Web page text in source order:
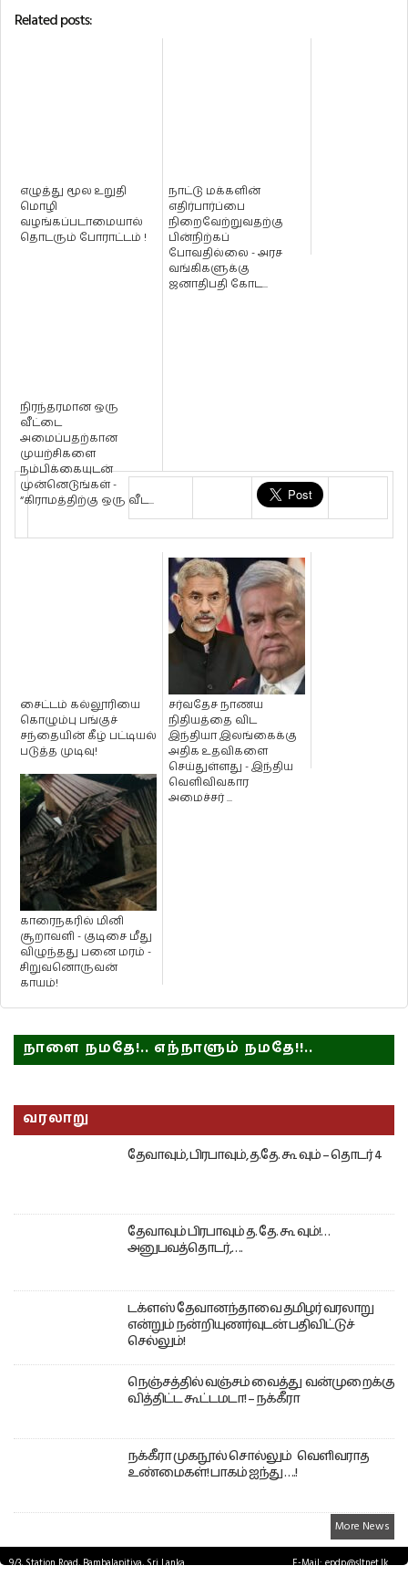
Related posts:
எழுத்து மூல உறுதி
மொழி
வழங்கப்படாமையால்
தொடரும் போராட்டம் !
நாட்டு மக்களின்
எதிர்பார்ப்பை
நிறைவேற்றுவதற்கு
பின்நிற்கப்
போவதில்லை - அரச
வங்கிகளுக்கு
ஜனாதிபதி கோட...
நிரந்தரமான ஒரு
வீட்டை
அமைப்பதற்கான
முயற்சிகளை
நம்பிக்கையுடன்
முன்னெடுங்கள் -
“கிராமத்திற்கு ஒரு வீட...
சைட்டம் கல்லூரியை
கொழும்பு பங்குச்
சந்தையின் கீழ் பட்டியல்
படுத்த முடிவு!
சர்வதேச நாணய
நிதியத்தை விட
இந்தியா இலங்கைக்கு
அதிக உதவிகளை
செய்துள்ளது - இந்திய
வெளிவிவகார
அமைச்சர் ...
காரைநகரில் மினி
சூறாவளி - குடிசை மீது
விழுந்தது பனை மரம் -
சிறுவனொருவன்
காயம்!
நாளை நமதே!.. எந்நாளும் நமதே!!..
வரலாறு
தேவாவும், பிரபாவும், த.தே. கூ வும் – தொடர் 4
தேவாவும் பிரபாவும் த. தே. கூ வும்!…
அனுபவத்தொடர்,….
டக்ளஸ் தேவானந்தாவை தமிழர் வரலாறு
என்றும் நன்றியுணர்வுடன் பதிவிட்டுச்
செல்லும்!
நெஞ்சத்தில் வஞ்சம் வைத்து வன்முறைக்கு
வித்திட்ட கூட்டமடா! – நக்கீரா
நக்கீரா முகநூல் சொல்லும் வெளிவராத
உண்மைகள்! பாகம் ஐந்து ….!
More News
9/3, Station Road, Bambalapitiya, Sri Lanka.
E-Mail: epdp@sltnet.lk